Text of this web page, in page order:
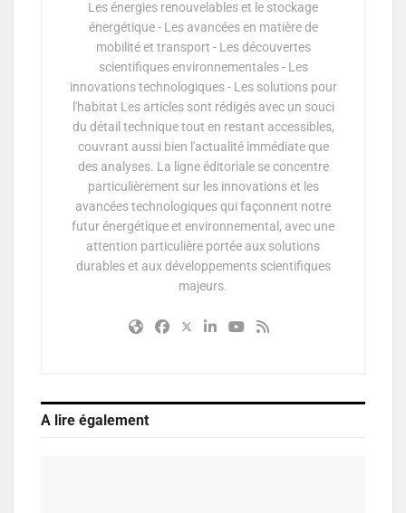
Les énergies renouvelables et le stockage
énergétique - Les avancées en matière de
mobilité et transport - Les découvertes
scientifiques environnementales - Les
innovations technologiques - Les solutions pour
l'habitat Les articles sont rédigés avec un souci
du détail technique tout en restant accessibles,
couvrant aussi bien l'actualité immédiate que
des analyses. La ligne éditoriale se concentre
particulièrement sur les innovations et les
avancées technologiques qui façonnent notre
futur énergétique et environnemental, avec une
attention particulière portée aux solutions
durables et aux développements scientifiques
majeurs.
A lire également